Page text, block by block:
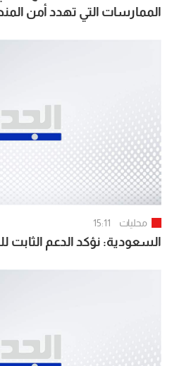
الممارسات التي تهدد أمن
محليات 15:11
السعودية: نؤكد الدعم الثابت